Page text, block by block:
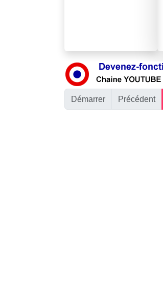
Démarrer Précédent